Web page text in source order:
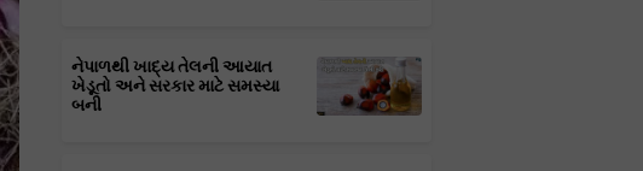
નેપાળથી ખાદ્ય તેલની આયાત
ખેડૂતો અને સરકાર માટે સમસ્યા
બની